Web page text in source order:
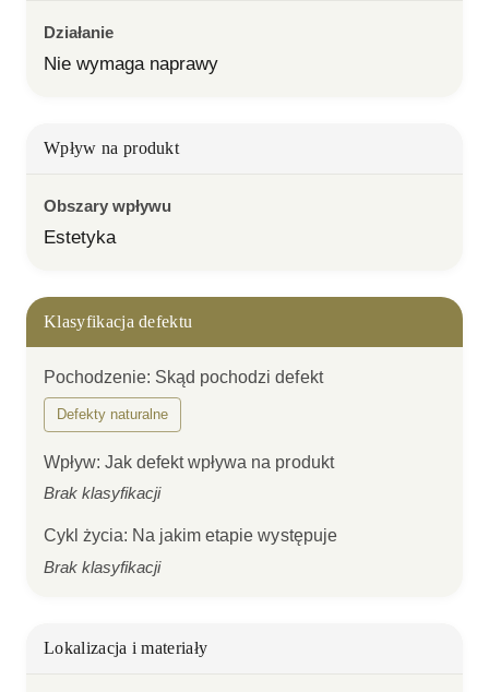
Działanie
Nie wymaga naprawy
Wpływ na produkt
Obszary wpływu
Estetyka
Klasyfikacja defektu
Pochodzenie: Skąd pochodzi defekt
Defekty naturalne
Wpływ:Jak defekt wpływa na produkt
Brak klasyfikacji
Cykl życia: Na jakim etapie występuje
Brak klasyfikacji
Lokalizacja i materiały